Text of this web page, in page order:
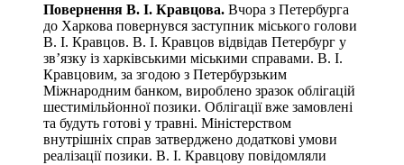
Повернення В. І. Кравцова. Вчора з Петербурга
до Харкова повернувся заступник міського голови
В. І. Кравцов. В. І. Кравцов відвідав Петербург у
зв’язку із харківськими міськими справами. В. І.
Кравцовим, за згодою з Петербурзьким
Міжнародним банком, вироблено зразок облігацій
шестимільйонної позики. Облігації вже замовлені
та будуть готові у травні. Міністерством
внутрішніх справ затверджено додаткові умови
реалізації позики. В. І. Кравцову повідомляли